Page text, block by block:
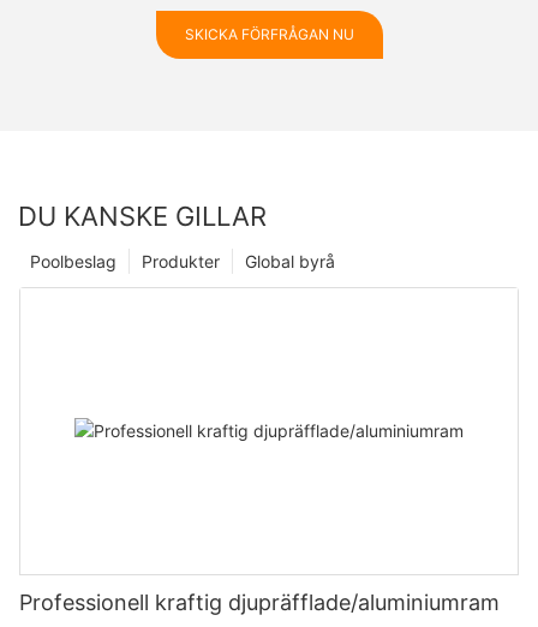
SKICKA FÖRFRÅGAN NU
DU KANSKE GILLAR
Global byrå
Produkter
Poolbeslag
Professionell kraftig djupräfflade/aluminiumram